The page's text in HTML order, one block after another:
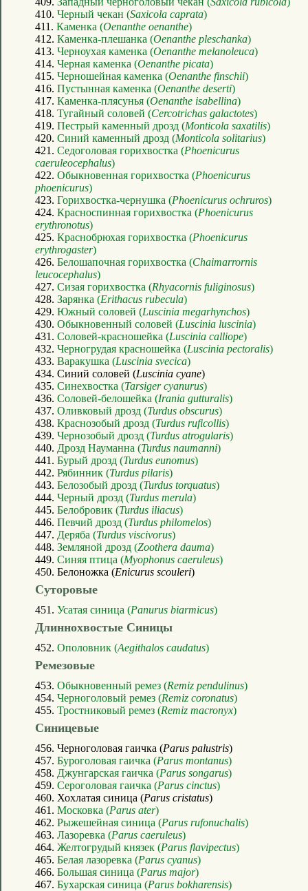
410. Черный чекан (Saxicola caprata)
411. Каменка (Oenanthe oenanthe)
412. Каменка-плешанка (Oenanthe pleschanka)
413. Черноухая каменка (Oenanthe melanoleuca)
414. Черная каменка (Oenanthe picata)
415. Черношейная каменка (Oenanthe finschii)
416. Пустынная каменка (Oenanthe deserti)
417. Каменка-плясунья (Oenanthe isabellina)
418. Тугайный соловей (Cercotrichas galactotes)
419. Пестрый каменный дрозд (Monticola saxatilis)
420. Синий каменный дрозд (Monticola solitarius)
421. Седоголовая горихвостка (Phoenicurus
caeruleocephalus)
422. Обыкновенная горихвостка (Phoenicurus
phoenicurus)
423. Горихвостка-чернушка (Phoenicurus ochruros)
424. Красноспинная горихвостка (Phoenicurus
erythronotus)
425. Краснобрюхая горихвостка (Phoenicurus
erythrogaster)
426. Белошапочная горихвостка (Chaimarrornis
leucocephalus)
427. Сизая горихвостка (Rhyacornis fuliginosus)
428. Зарянка (Erithacus rubecula)
429. Южный соловей (Luscinia megarhynchos)
430. Обыкновенный соловей (Luscinia luscinia)
431. Соловей-красношейка (Luscinia calliope)
432. Черногрудая красношейка (Luscinia pectoralis)
433. Варакушка (Luscinia svecica)
434. Синий соловей (Luscinia cyane)
435. Синехвостка (Tarsiger cyanurus)
436. Соловей-белошейка (Irania gutturalis)
437. Оливковый дрозд (Turdus obscurus)
438. Краснозобый дрозд (Turdus ruficollis)
439. Чернозобый дрозд (Turdus atrogularis)
440. Дрозд Науманна (Turdus naumanni)
441. Бурый дрозд (Turdus eunomus)
442. Рябинник (Turdus pilaris)
443. Белозобый дрозд (Turdus torquatus)
444. Черный дрозд (Turdus merula)
445. Белобровик (Turdus iliacus)
446. Певчий дрозд (Turdus philomelos)
447. Деряба (Turdus viscivorus)
448. Земляной дрозд (Zoothera dauma)
449. Синяя птица (Myophonus caeruleus)
450. Белоножка (Enicurus scouleri)
Суторовые
451. Усатая синица (Panurus biarmicus)
Длиннохвостые Синицы
452. Ополовник (Aegithalos caudatus)
Ремезовые
453. Обыкновенный ремез (Remiz pendulinus)
454. Черноголовый ремез (Remiz coronatus)
455. Тростниковый ремез (Remiz macronyx)
Синицевые
456. Черноголовая гаичка (Parus palustris)
457. Буроголовая гаичка (Parus montanus)
458. Джунгарская гаичка (Parus songarus)
459. Сероголовая гаичка (Parus cinctus)
460. Хохлатая синица (Parus cristatus)
461. Московка (Parus ater)
462. Рыжешейная синица (Parus rufonuchalis)
463. Лазоревка (Parus caeruleus)
464. Желтогрудый князек (Parus flavipectus)
465. Белая лазоревка (Parus cyanus)
466. Большая синица (Parus major)
467. Бухарская синица (Parus bokharensis)